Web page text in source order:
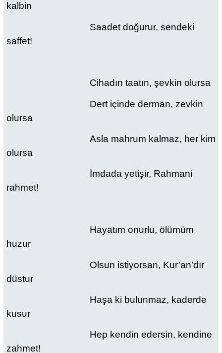
kalbin
Saadet doğurur, sendeki
saffet!
Cihadın taatın, şevkin olursa
Dert içinde derman, zevkin
olursa
Asla mahrum kalmaz, her kim
olursa
İmdada yetişir, Rahmani
rahmet!
Hayatım onurlu, ölümüm
huzur
Olsun istiyorsan, Kur’an’dır
düstur
Haşa ki bulunmaz, kaderde
kusur
Hep kendin edersin, kendine
zahmet!